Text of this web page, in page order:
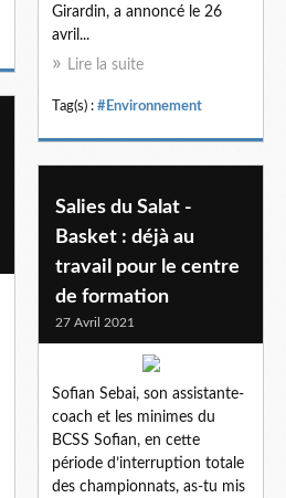
Girardin, a annoncé le 26
avril...
Lire la suite
Tag(s) : #Environnement
Salies du Salat -
Basket : déjà au
travail pour le centre
de formation
27 Avril 2021
Sofian Sebai, son assistante-
coach et les minimes du
BCSS Sofian, en cette
période d’interruption totale
des championnats, as-tu mis